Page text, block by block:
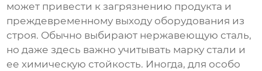
может привести к загрязнению продукта и
преждевременному выходу оборудования из
строя. Обычно выбирают нержавеющую сталь,
но даже здесь важно учитывать марку стали и
ее химическую стойкость. Иногда, для особо